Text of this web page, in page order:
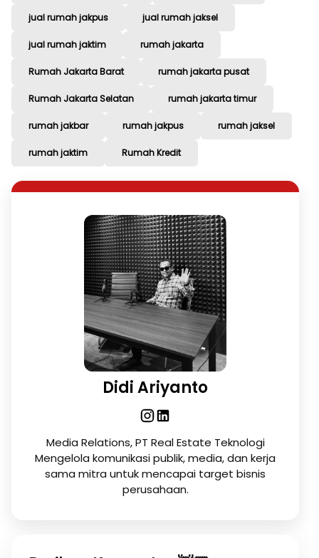
jual rumah jakpus jual rumah jaksel
jual rumah jaktim rumah jakarta
Rumah Jakarta Barat rumah jakarta pusat
Rumah Jakarta Selatan rumah jakarta timur
rumah jakbar rumah jakpus rumah jaksel
rumah jaktim Rumah Kredit
Didi Ariyanto
Media Relations, PT Real Estate Teknologi
Mengelola komunikasi publik, media, dan kerja
sama mitra untuk mencapai target bisnis
perusahaan.